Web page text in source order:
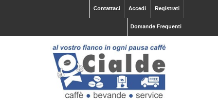
Registrati
Accedi
Contattaci
Domande Frequenti